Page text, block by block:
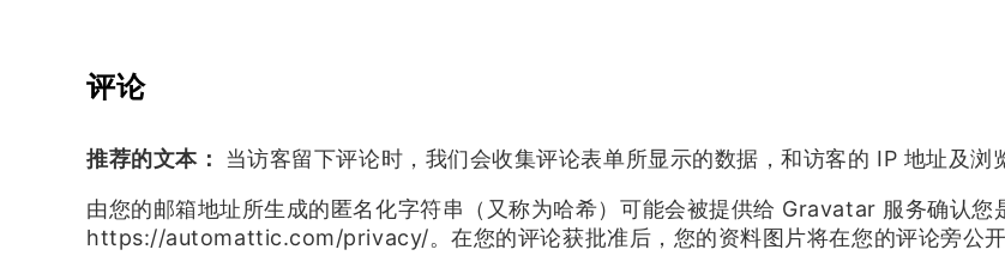
评论
推荐的文本： 当访客留下评论时，我们会收集评论表单所显示的数据，和访客的 IP 地址及
由您的邮箱地址所生成的匿名化字符串（又称为哈希）可能会被提供给 Gravatar 服务确认
https://automattic.com/privacy/。在您的评论获批准后，您的资料图片将在您的评论旁公开